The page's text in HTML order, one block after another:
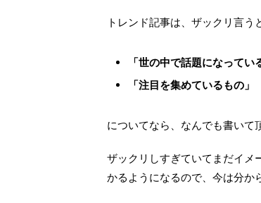
トレンド記事は、ザックリ言う
「世の中で話題になってい
「注目を集めているもの」
についてなら、なんでも書いて
ザックリしすぎていてまだイメ
かるようになるので、今は分か